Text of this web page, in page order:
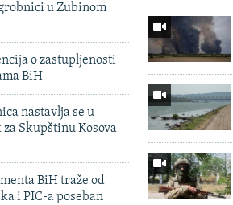
u Zubinom
o zastupljenosti
BiH
nastavlja se u
Skupštinu Kosova
BiH traže od
i PIC-a poseban